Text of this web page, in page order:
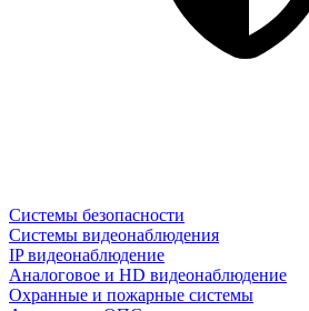
Системы безопасности
Системы видеонаблюдения
IP видеонаблюдение
Аналоговое и HD видеонаблюдение
Охранные и пожарные системы